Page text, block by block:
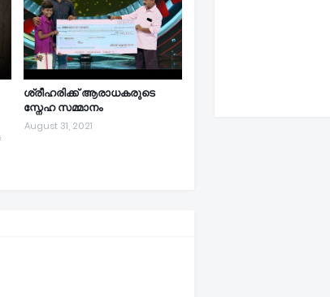
ശ്രീഹരിക്ക് ആരാധകരുടെ
സ്നേഹ സമ്മാനം
August 31, 2021